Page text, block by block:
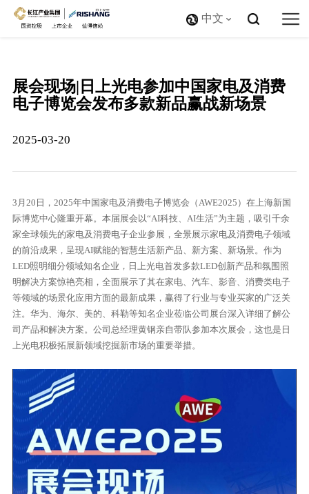
中文
展会现场|日上光电参加中国家电及消费
电子博览会发布多款新品赢战新场景
2025-03-20
3月20日，2025年中国家电及消费电子博览会（AWE2025）在上海新国
际博览中心隆重开幕。本届展会以“AI科技、AI生活”为主题，吸引千余
家全球领先的家电及消费电子企业参展，全景展示家电及消费电子领域
的前沿成果，呈现AI赋能的智慧生活新产品、新方案、新场景。作为
LED照明细分领域知名企业，日上光电首发多款LED创新产品和氛围照
明解决方案惊艳亮相，全面展示了其在家电、汽车、影音、消费类电子
等领域的场景化应用方面的最新成果，赢得了行业与专业买家的广泛关
注。华为、海尔、美的、科勒等知名企业莅临公司展台深入详细了解公
司产品和解决方案。公司总经理黄钢亲自带队参加本次展会，这也是日
上光电积极拓展新领域挖掘新市场的重要举措。